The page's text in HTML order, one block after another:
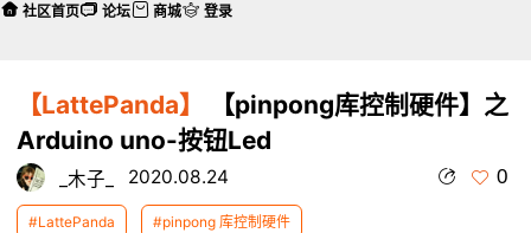
【LattePanda】
【pinpong库控制硬件】之
Arduino uno-按钮Led
_木子_ 2020.08.24 0
#LattePanda #pinpong 库控制硬件
社区首页 论坛 商城 登录